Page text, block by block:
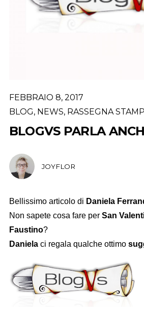
FEBBRAIO 8, 2017
BLOG, NEWS, RASSEGNA
BLOGVS PARLA
JOYFLOR
Bellissimo articolo di Daniela
Non sapete cosa fare per San
Faustino?
Danielaci regala qualche ottimo